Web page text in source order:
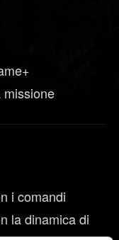
missione
i comandi
la dinamica di